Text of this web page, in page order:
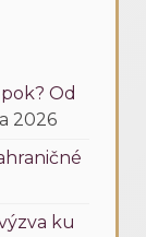
Od
2026
ku